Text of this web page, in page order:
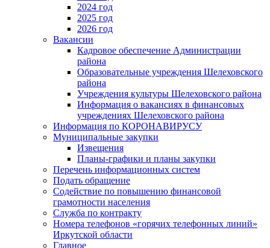
2024 год
2025 год
2026 год
Вакансии
Кадровое обеспечение Администрации
района
Образовательные учреждения Шелеховского
района
Учреждения культуры Шелеховского района
Информация о вакансиях в финансовых
учреждениях Шелеховского района
Информация по КОРОНАВИРУСУ
Муниципальные закупки
Извещения
Планы-графики и планы закупки
Перечень информационных систем
Подать обращение
Содействие по повышению финансовой
грамотности населения
Служба по контракту
Номера телефонов «горячих телефонных линий»
Иркутской области
Главное